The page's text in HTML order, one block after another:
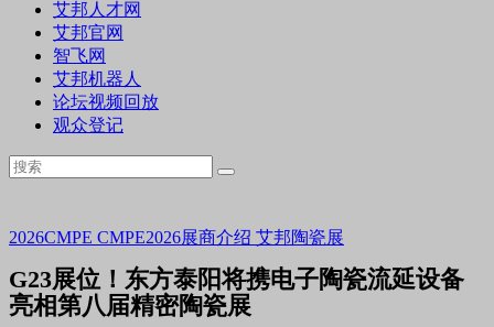
艾邦人才网
艾邦官网
智飞网
艾邦机器人
论坛视频回放
观众登记
2026CMPE CMPE2026展商介绍 艾邦陶瓷展
G23展位！东方泰阳将携电子陶瓷流延设备
亮相第八届精密陶瓷展